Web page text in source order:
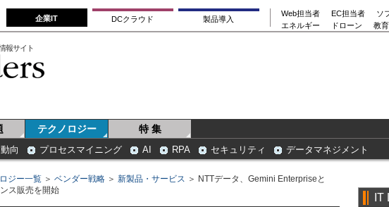
企業IT DCクラウド 製品導入
Web担当者 EC担当者
ソ
エネルギー
ドローン 教
報サイト
テクノロジー 特 集
向 プロセスマイニング AI RPA セキュリティ データマネジメント
ジー一覧 ＞ ベンダー戦略 ＞ 新製品・サービス ＞ NTTデータ、Gemini Enterpriseと
ス販売を開始
IT